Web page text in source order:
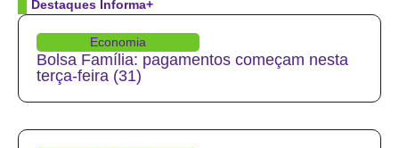
Destaques Informa+
Economia
Bolsa Família: pagamentos começam nesta
terça-feira (31)